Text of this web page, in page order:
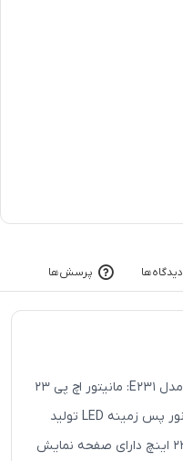
دیدگاه‌ها پرسش‌ها
معرفی مانیتور استوک اچ پی 23 اینچ مدل E231: مانیتور اچ پی 23
اینچ مدل E231 نمایشگری زیبا که با نور پس زمینه LED تولید
شده است. این مانیتور نازک و سبک 23 اینچ دارای صفحه نمایش